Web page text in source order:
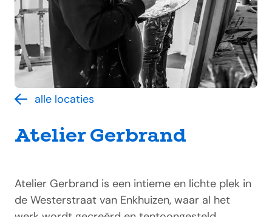
alle locaties
Atelier Gerbrand
Atelier Gerbrand is een intieme en lichte plek in
de Westerstraat van Enkhuizen, waar al het